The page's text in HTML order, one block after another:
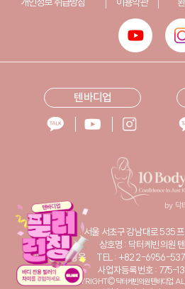
텐바디업
서울 서초구 강남대로 535
상호명 : 닥터케빈의원
대표자명 : 황성웅
TEL : +82 2-6956-
사업자등록번호 : 775-
COPYRIGHT© 닥터케빈의원 텐바디업.